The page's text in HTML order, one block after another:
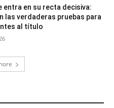
entra en su recta decisiva:
las verdaderas pruebas para
al título